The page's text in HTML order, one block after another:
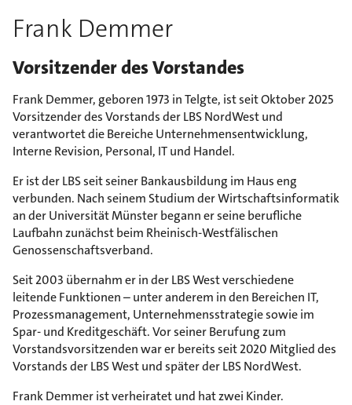
Frank Demmer
Vorsitzender des Vorstandes
Frank Demmer, geboren 1973 in Telgte, ist seit Oktober 2025
Vorsitzender des Vorstands der LBS NordWest und
verantwortet die Bereiche Unternehmensentwicklung,
Interne Revision, Personal, IT und Handel.
Er ist der LBS seit seiner Bankausbildung im Haus eng
verbunden. Nach seinem Studium der Wirtschaftsinformatik
an der Universität Münster begann er seine berufliche
Laufbahn zunächst beim Rheinisch-Westfälischen
Genossenschaftsverband.
Seit 2003 übernahm er in der LBS West verschiedene
leitende Funktionen – unter anderem in den Bereichen IT,
Prozessmanagement, Unternehmensstrategie sowie im
Spar- und Kreditgeschäft. Vor seiner Berufung zum
Vorstandsvorsitzenden war er bereits seit 2020 Mitglied des
Vorstands der LBS West und später der LBS NordWest.
Frank Demmer ist verheiratet und hat zwei Kinder.